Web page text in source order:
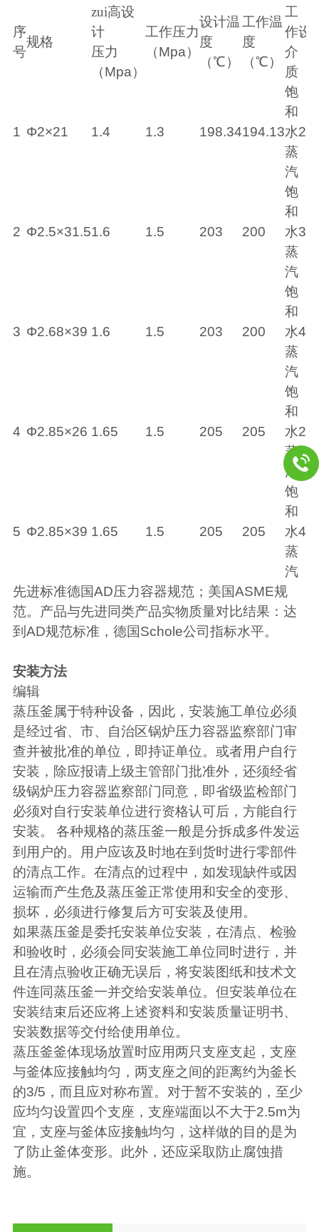
序
号
规格
zui高设
计
压力
（Mpa）
工作压力
（Mpa）
设计温
度
（℃）
工作温
度
（℃）
工
作
介
质
设
1 Φ2×21 1.4 1.3 198.34194.13
饱
和
水
蒸
汽
2 Φ2.5×31.51.6 1.5 203 200
饱
和
水
蒸
汽
3 Φ2.68×39 1.6 1.5 203 200
饱
和
水
蒸
汽
4 Φ2.85×26 1.65 1.5 205 205
饱
和
水
蒸
汽
5 Φ2.85×39 1.65 1.5 205 205
饱
和
水
蒸
汽
先进标准德国AD压力容器规范；美国ASME规
范。产品与先进同类产品实物质量对比结果：达
到 AD规范标准，德国Schole公司指标水平。
安装方法
编辑
蒸压釜属于特种设备，因此，安装施工单位必须
是经过省、市、自治区锅炉压力容器监察部门审
查并被批准的单位，即持证单位。或者用户自行
安装，除应报请上级主管部门批准外，还须经省
级锅炉压力容器监察部门同意，即省级监检部门
必须对自行安装单位进行资格认可后，方能自行
安装。
各种规格的蒸压釜一般是分拆成多件发运
到用户的。用户应该及时地在到货时进行零部件
的清点工作。在清点的过程中，如发现缺件或因
运输而产生危及蒸压釜正常使用和安全的变形、
损坏，必须进行修复后方可安装及使用。
如果蒸压釜是委托安装单位安装，在清点、检验
和验收时，必须会同安装施工单位同时进行，并
且在清点验收正确无误后，将安装图纸和技术文
件连同蒸压釜一并交给安装单位。但安装单位在
安装结束后还应将上述资料和安装质量证明书、
安装数据等交付给使用单位。
蒸压釜釜体现场放置时应用两只支座支起，支座
与釜体应接触均匀，两支座之间的距离约为釜长
的3/5 ，而且应对称布置。对于暂不安装的，至少
应均匀设置四个支座，支座端面以不大于2.5m为
宜，支座与釜体应接触均匀，这样做的目的是为
了防止釜体变形。此外，还应采取防止腐蚀措
施。